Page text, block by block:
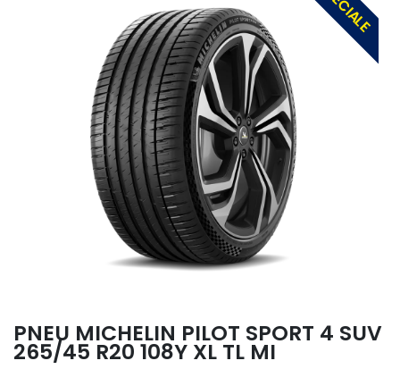
PNEU MICHELIN PILOT SPORT 4 SUV
265/45 R20 108Y XL TL MI